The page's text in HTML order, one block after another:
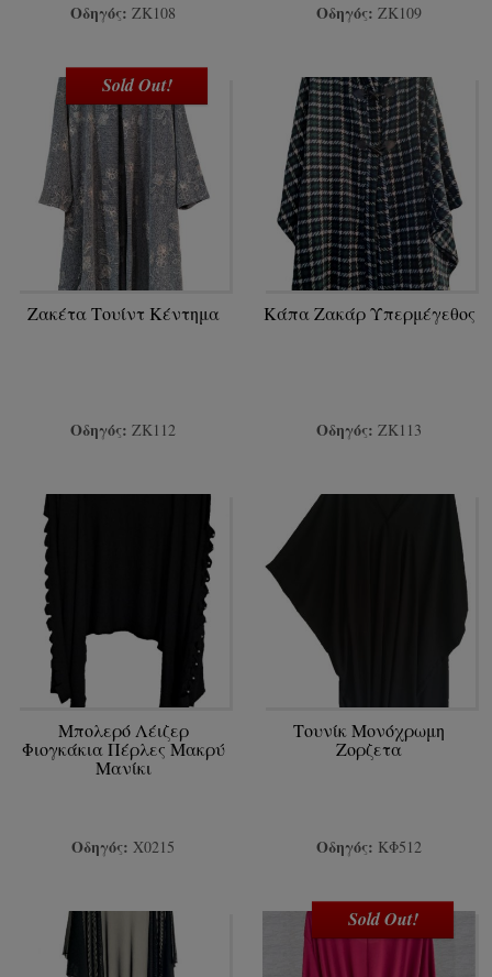
Οδηγός: ΖΚ108 Οδηγός: ΖΚ109
Sold Out!
Ζακέτα Τουίντ Κέντημα
Οδηγός: ΖΚ112
Κάπα Ζακάρ Υπερμέγεθος
Οδηγός: ΖΚ113
Μπολερό Λέιζερ
Φιογκάκια Πέρλες Μακρύ
Μανίκι
Οδηγός: Χ0215
Τουνίκ Μονόχρωμη
Ζορζετα
Οδηγός: ΚΦ512
Sold Out!